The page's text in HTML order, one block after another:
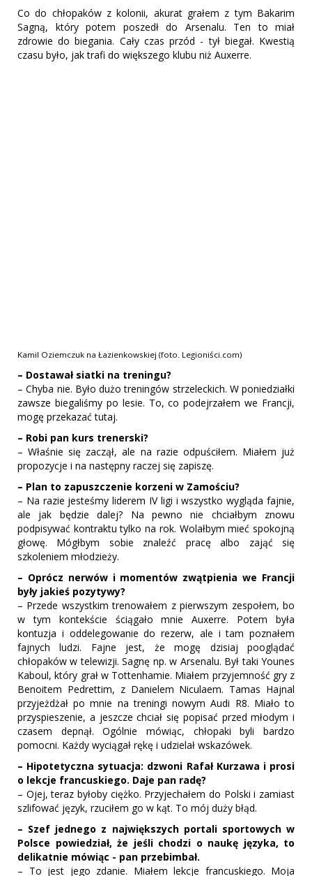
Co do chłopaków z kolonii, akurat grałem z tym Bakarim
Sagną, który potem poszedł do Arsenalu. Ten to miał
zdrowie do biegania. Cały czas przód - tył biegał. Kwestią
czasu było, jak trafi do większego klubu niż Auxerre.
Kamil Oziemczuk na Łazienkowskiej (foto. Legioniści.com)
– Dostawał siatki na treningu?
– Chyba nie. Było dużo treningów strzeleckich. W poniedziałki
zawsze biegaliśmy po lesie. To, co podejrzałem we Francji,
mogę przekazać tutaj.
– Robi pan kurs trenerski?
– Właśnie się zaczął, ale na razie odpuściłem. Miałem już
propozycje i na następny raczej się zapiszę.
– Plan to zapuszczenie korzeni w Zamościu?
– Na razie jesteśmy liderem IV ligi i wszystko wygląda fajnie,
ale jak będzie dalej? Na pewno nie chciałbym znowu
podpisywać kontraktu tylko na rok. Wolałbym mieć spokojną
głowę. Mógłbym sobie znaleźć pracę albo zająć się
szkoleniem młodzieży.
– Oprócz nerwów i momentów zwątpienia we Francji
były jakieś pozytywy?
– Przede wszystkim trenowałem z pierwszym zespołem, bo
w tym kontekście ściągało mnie Auxerre. Potem była
kontuzja i oddelegowanie do rezerw, ale i tam poznałem
fajnych ludzi. Fajne jest, że mogę dzisiaj pooglądać
chłopaków w telewizji. Sagnę np. w Arsenalu. Był taki Younes
Kaboul, który grał w Tottenhamie. Miałem przyjemność gry z
Benoitem Pedrettim, z Danielem Niculaem. Tamas Hajnal
przyjeżdżał po mnie na treningi nowym Audi R8. Miało to
przyspieszenie, a jeszcze chciał się popisać przed młodym i
czasem depnął. Ogólnie mówiąc, chłopaki byli bardzo
pomocni. Każdy wyciągał rękę i udzielał wskazówek.
– Hipotetyczna sytuacja: dzwoni Rafał Kurzawa i prosi
o lekcje francuskiego. Daje pan radę?
– Ojej, teraz byłoby ciężko. Przyjechałem do Polski i zamiast
szlifować język, rzuciłem go w kąt. To mój duży błąd.
– Szef jednego z największych portali sportowych w
Polsce powiedział, że jeśli chodzi o naukę języka, to
delikatnie mówiąc - pan przebimbał.
– To jest jego zdanie. Miałem lekcje francuskiego. Moja